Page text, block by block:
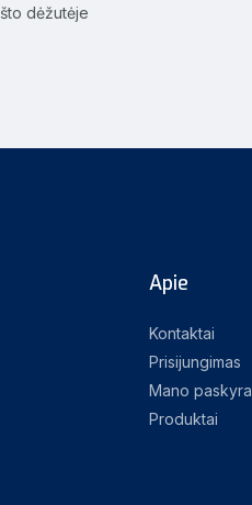
dėžutėje
Apie
Kontaktai
Prisijungimas
Mano paskyra
Produktai